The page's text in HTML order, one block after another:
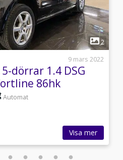
1
2
9 mars 2022
dörrar 1.4 DSG
86hk
Automat
Visa mer